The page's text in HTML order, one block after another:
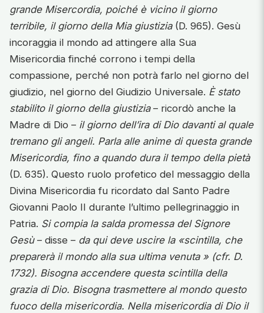
grande Misercordia, poiché è vicino il giorno
terribile, il giorno della Mia giustizia(D. 965). Gesù
incoraggia il mondo ad attingere alla Sua
Misericordia finché corrono i tempi della
compassione, perché non potrà farlo nel giorno del
giudizio, nel giorno del Giudizio Universale. È stato
stabilito il giorno della giustizia– ricordò anche la
Madre di Dio – il giorno dell’ira di Dio davanti al quale
tremano gli angeli. Parla alle anime di questa grande
Misericordia, fino a quando dura il tempo della pietà
(D. 635). Questo ruolo profetico del messaggio della
Divina Misericordia fu ricordato dal Santo Padre
Giovanni Paolo II durante l’ultimo pellegrinaggio in
Patria. Si compia la salda promessa del Signore
Gesù– disse – da qui deve uscire la «scintilla, che
preparerà il mondo alla sua ultima venuta » (cfr. D.
1732). Bisogna accendere questa scintilla della
grazia di Dio. Bisogna trasmettere al mondo questo
fuoco della misericordia. Nella misericordia di Dio il